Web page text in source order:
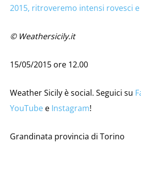
2015, ritroveremo intensi rovesci
© Weathersicily.it
15/05/2015 ore 12.00
Weather Sicily è social. Seguici su
YouTube e Instagram!
Grandinata provincia di Torino